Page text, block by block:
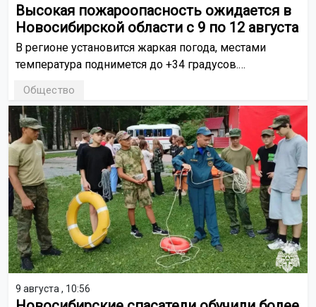
Высокая пожароопасность ожидается в
Новосибирской области с 9 по 12 августа
В регионе установится жаркая погода, местами
температура поднимется до +34 градусов.
канале РСЧС.
Общество
9 августа , 10:56